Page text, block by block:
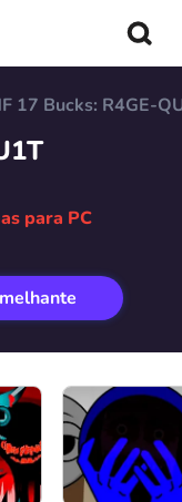
17 Bucks: R4GE-
para PC